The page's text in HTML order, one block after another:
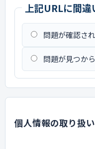
上記URLに間違
問題が確認さ
問題が見つか
個人情報の取り扱